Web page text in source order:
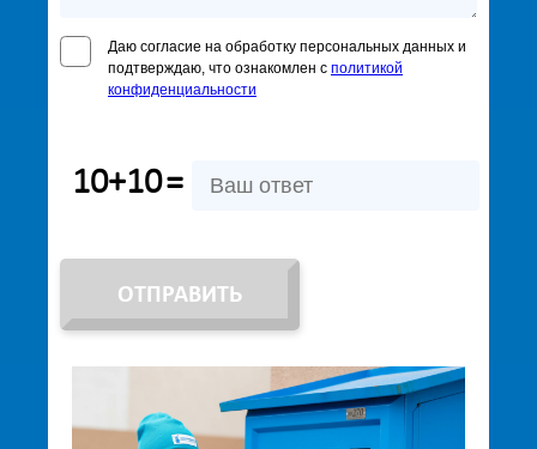
Даю согласие на обработку персональных данных и
подтверждаю, что ознакомлен с политикой
конфиденциальности
10+10=
ОТПРАВИТЬ